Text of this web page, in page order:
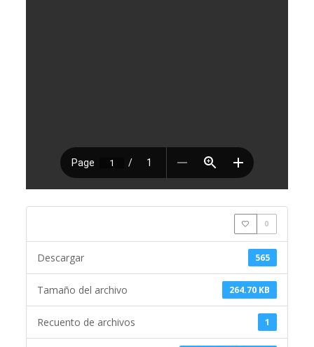
0
565
Descargar
264.70 KB
Tamaño del archivo
1
Recuento de archivos